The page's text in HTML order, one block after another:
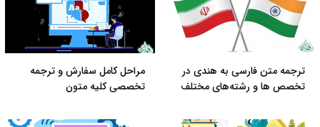
ترجمه متن فارسی به هندی در
تخصص ها و رشته‌های مختلف
مراحل کامل سفارش و ترجمه
تخصصی کلیه متون